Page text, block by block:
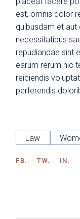
est, omnis dolor
quibusdam et
necessitatibus
repudiandae sint
earum rerum hic
reiciendis
perferendis
Law
FB. TW. IN.